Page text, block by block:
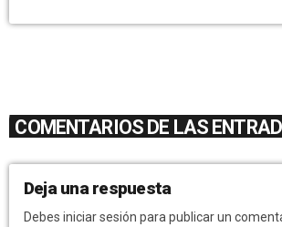
COMENTARIOS DE LAS
Deja una respuesta
Debes iniciar sesión para publicar un